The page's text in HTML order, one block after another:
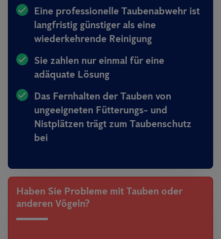
Eine professionelle Taubenabwehr ist
langfristig günstiger als eine
wiederkehrende Reinigung
Sie zahlen nur einmal für eine
adäquate Lösung
Das Fernhalten der Tauben von
ungeeigneten Fütterungs- und
Nistplätzen trägt zum Taubenschutz
bei
Haben Sie Probleme mit Tauben oder
anderen Vögeln?